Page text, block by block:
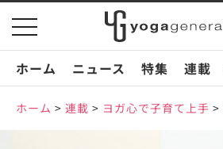
toggle
navigation
ホーム
ニュース 特集 連載
ホーム > 連載 > ヨガ心で子育て上手 >